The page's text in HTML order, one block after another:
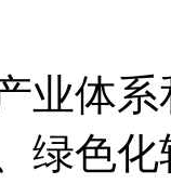
体系
绿色